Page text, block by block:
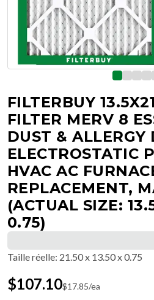
FILTERBUY
FILTER MERV 8
DUST & ALLERGY
ELECTROSTATIC
HVAC AC
REPLACEMENT,
(ACTUAL SIZE:
0.75)
Taille réelle: 21.50 x 13.50 x 0.75
$107.10$17.85/ea